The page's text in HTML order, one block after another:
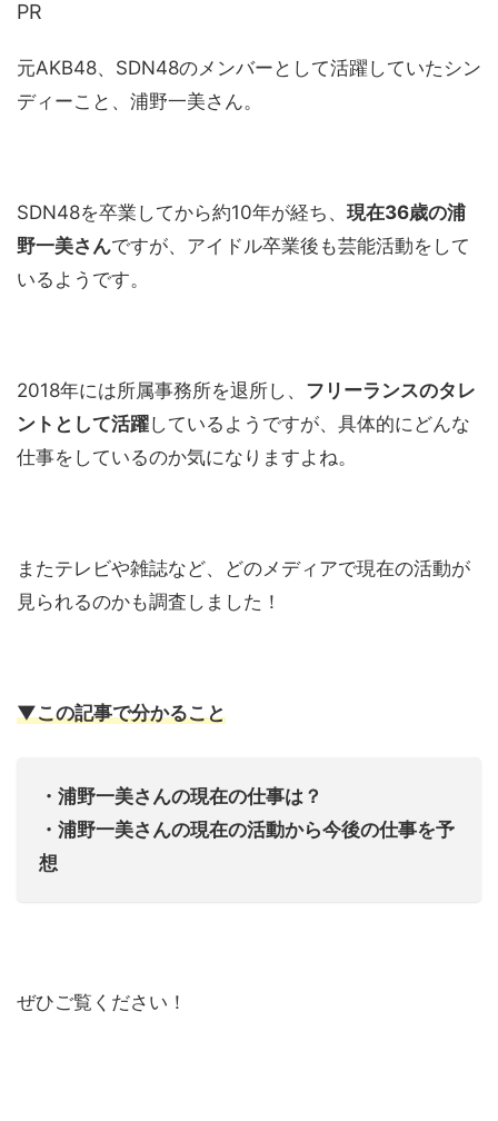
PR
元AKB48、SDN48のメンバーとして活躍していたシン
ディーこと、浦野一美さん。
SDN48を卒業してから約10年が経ち、 現在36歳の浦
野一美さんですが、アイドル卒業後も芸能活動をして
いるようです。
2018年には所属事務所を退所し、 フリーランスのタレ
ントとして活躍しているようですが、具体的にどんな
仕事をしているのか気になりますよね。
またテレビや雑誌など、どのメディアで現在の活動が
見られるのかも調査しました！
▼この記事で分かること
・浦野一美さんの現在の仕事は？
・浦野一美さんの現在の活動から今後の仕事を予
想
ぜひご覧ください！